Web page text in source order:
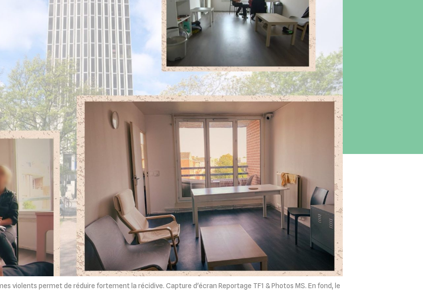
violents permet de réduire fortement la récidive. Capture d'écran Reportage TF1 & Photos MS. En fond, le